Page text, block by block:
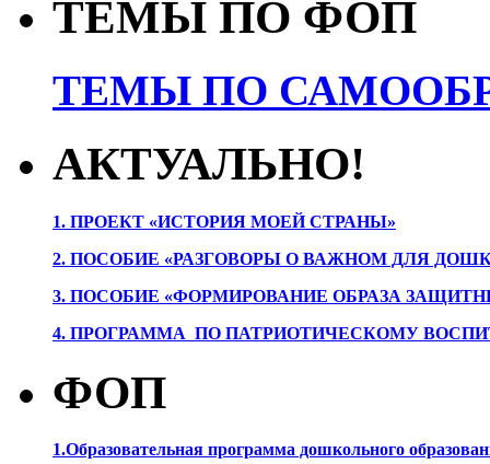
ТЕМЫ ПО ФОП
ТЕМЫ ПО
АКТУАЛЬНО!
1. ПРОЕКТ «ИСТОРИЯ МОЕЙ СТРАНЫ»
2. ПОСОБИЕ «РАЗГОВОРЫ О ВАЖНОМ ДЛЯ
3. ПОСОБИЕ «ФОРМИРОВАНИЕ ОБРАЗА
4. ПРОГРАММА ПО ПАТРИОТИЧЕСКОМУ
ФОП
1.Образовательная программа дошкольного